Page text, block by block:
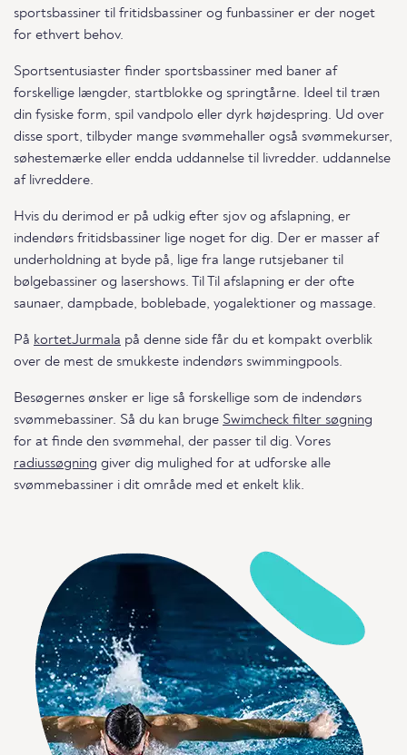
sportsbassiner til fritidsbassiner og funbassiner er der noget
for ethvert behov.
Sportsentusiaster finder sportsbassiner med baner af
forskellige længder, startblokke og springtårne. Ideel til træn
din fysiske form, spil vandpolo eller dyrk højdespring. Ud over
disse sport, tilbyder mange svømmehaller også svømmekurser,
søhestemærke eller endda uddannelse til livredder. uddannelse
af livreddere.
Hvis du derimod er på udkig efter sjov og afslapning, er
indendørs fritidsbassiner lige noget for dig. Der er masser af
underholdning at byde på, lige fra lange rutsjebaner til
bølgebassiner og lasershows. Til Til afslapning er der ofte
saunaer, dampbade, boblebade, yogalektioner og massage.
På kortetJurmala på denne side får du et kompakt overblik
over de mest de smukkeste indendørs swimmingpools.
Besøgernes ønsker er lige så forskellige som de indendørs
svømmebassiner. Så du kan bruge Swimcheck filter søgning
for at finde den svømmehal, der passer til dig. Vores
radiussøgning giver dig mulighed for at udforske alle
svømmebassiner i dit område med et enkelt klik.